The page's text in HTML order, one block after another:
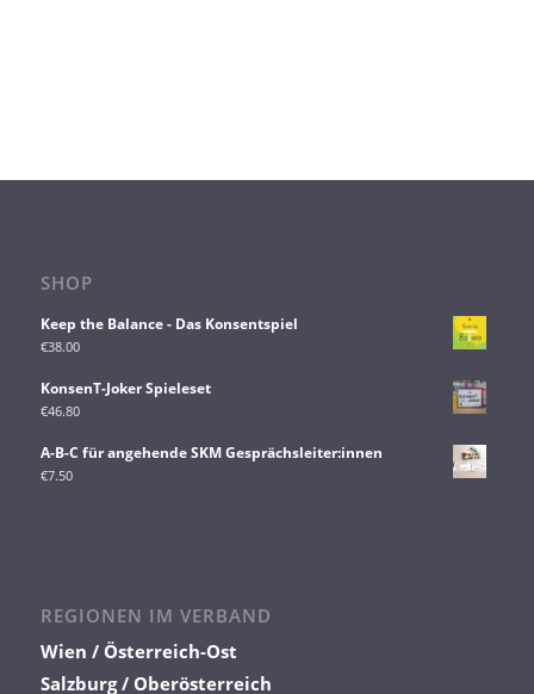
SHOP
Keep the Balance - Das Konsentspiel
€38.00
KonsenT-Joker Spieleset
€46.80
A-B-C für angehende SKM Gesprächsleiter:innen
€7.50
REGIONEN IM VERBAND
Wien / Österreich-Ost
Salzburg / Oberösterreich